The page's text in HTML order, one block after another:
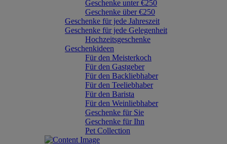
Geschenke unter €250
Geschenke über €250
Geschenke für jede Jahreszeit
Geschenke für jede Gelegenheit
Hochzeitsgeschenke
Geschenkideen
Für den Meisterkoch
Für den Gastgeber
Für den Backliebhaber
Für den Teeliebhaber
Für den Barista
Für den Weinliebhaber
Geschenke für Sie
Geschenke für Ihn
Pet Collection